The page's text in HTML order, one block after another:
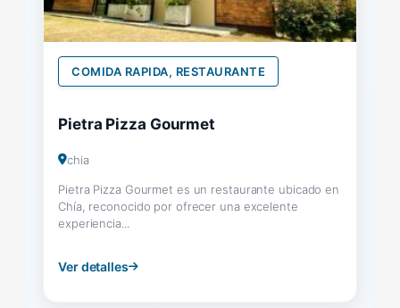
COMIDA RAPIDA, RESTAURANTE
Pietra Pizza Gourmet
chia
Pietra Pizza Gourmet es un restaurante ubicado en
Chía, reconocido por ofrecer una excelente
experiencia...
Ver detalles